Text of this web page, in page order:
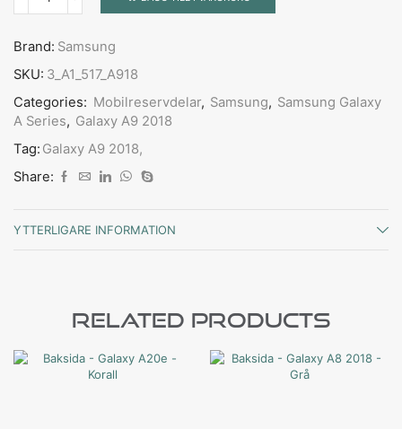
Brand: Samsung
SKU: 3_A1_517_A918
Categories: Mobilreservdelar, Samsung, Samsung Galaxy
A Series, Galaxy A9 2018
Tag: Galaxy A9 2018,
Share:
YTTERLIGARE INFORMATION
Related Products